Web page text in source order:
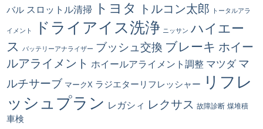
バル スロットル清掃 トヨタ トルコン太郎 トータルアラ
イメント ドライアイス洗浄 ニッサン ハイエー
ス
バッテリーアナライザー ブッシュ交換 ブレーキ ホイー
ルアライメント ホイールアライメント調整 マツダ マ
ルチサーブ マークX ラジエターリフレッシャー
リフレ
ッシュプラン レガシィ レクサス 故障診断 煤堆積
車検